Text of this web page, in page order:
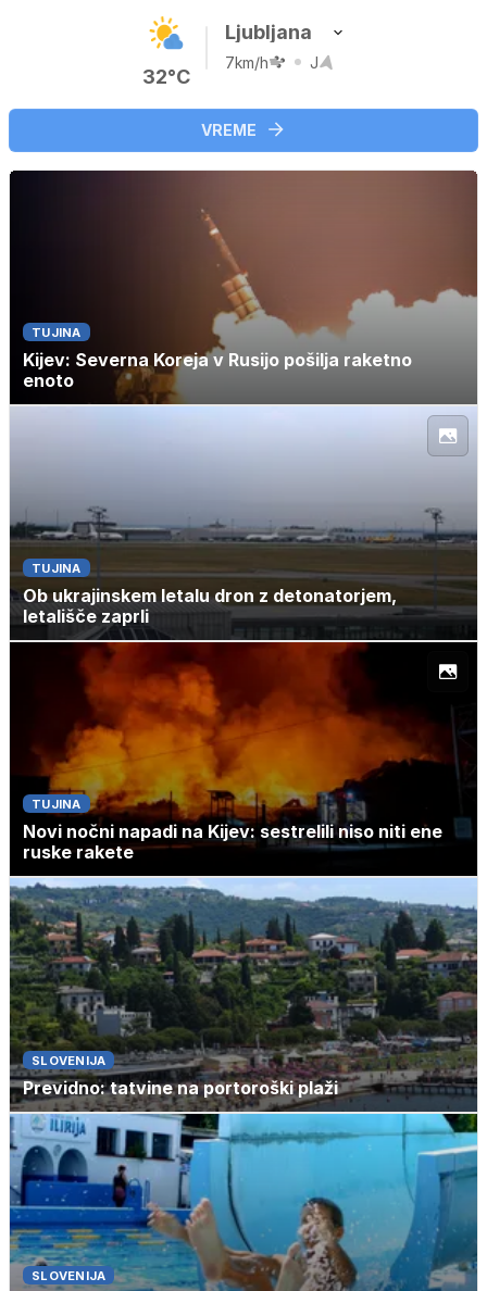
32°C
Ljubljana
7km/h J
VREME
TUJINA
Kijev: Severna Koreja v Rusijo pošilja raketno
enoto
TUJINA
Ob ukrajinskem letalu dron z detonatorjem,
letališče zaprli
TUJINA
Novi nočni napadi na Kijev: sestrelili niso niti ene
ruske rakete
SLOVENIJA
Previdno: tatvine na portoroški plaži
SLOVENIJA